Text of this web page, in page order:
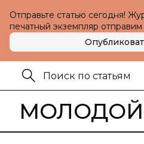
Отправьте статью сегодня!
печатный экземпляр отправим